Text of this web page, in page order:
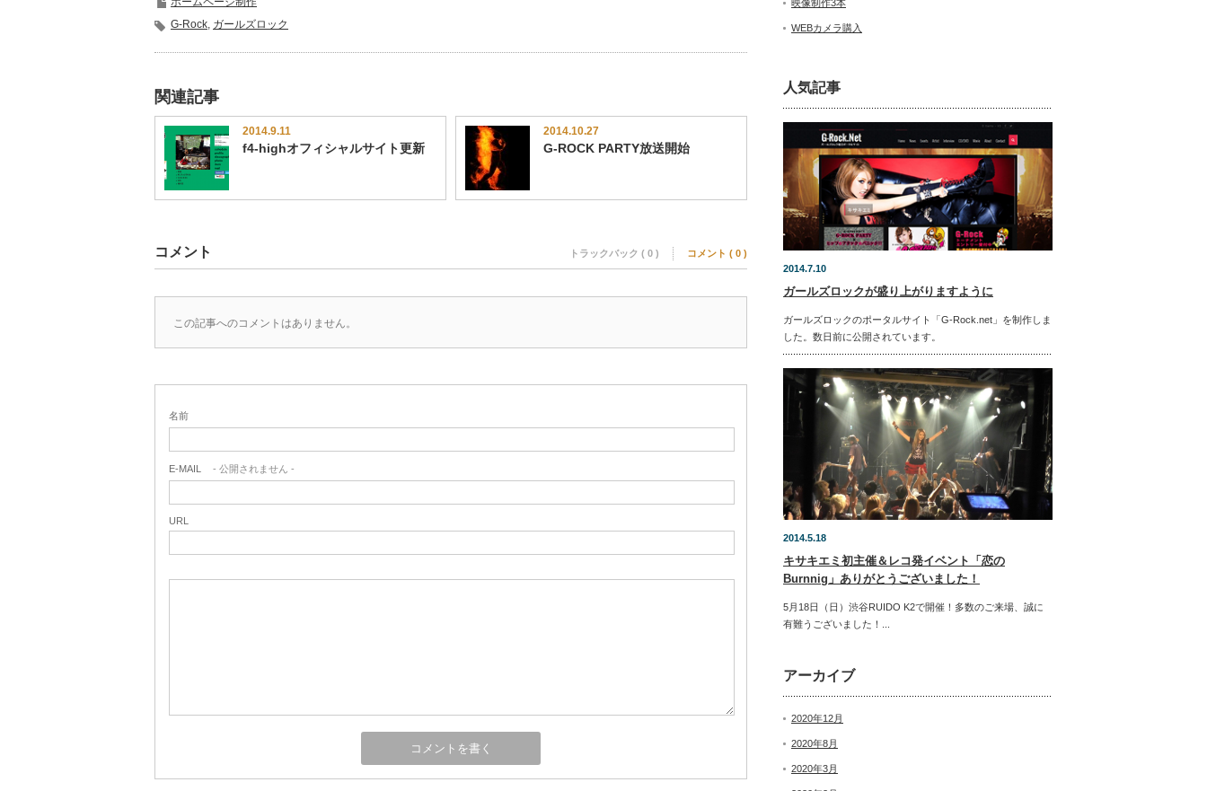
G-Rock, ガールズロック
関連記事
2014.9.11
f4-highオフィシャルサイト更新
2014.10.27
G-ROCK PARTY放送開始
コメント トラックバック ( 0 ) コメント ( 0 )
この記事へのコメントはありません。
名前
E-MAIL - 公開されません -
URL
映像制作3本
WEBカメラ購入
人気記事
2014.7.10
ガールズロックが盛り上がりますように
ガールズロックのポータルサイト「G-Rock.net」を制作しま
した。数日前に公開されています。
2014.5.18
キサキエミ初主催＆レコ発イベント「恋の
Burnnig」ありがとうございました！
5月18日（日）渋谷RUIDO K2で開催！多数のご来場、誠に
有難うございました！...
アーカイブ
2020年12月
2020年8月
2020年3月